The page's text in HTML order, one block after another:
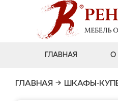
ГЛАВНАЯ О
ГЛАВНАЯ → ШКАФЫ-